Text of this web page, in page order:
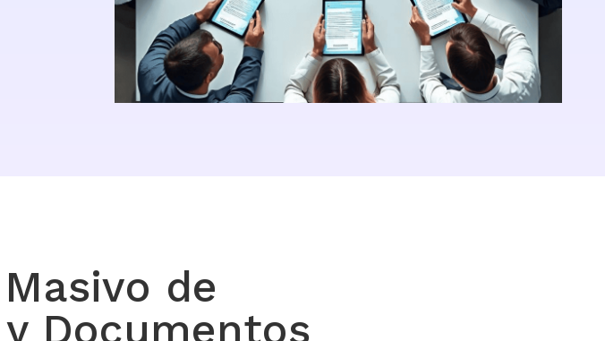
de
Documentos